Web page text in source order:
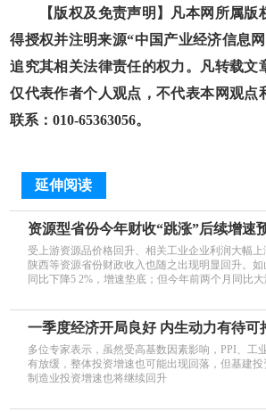
【版权及免责声明】凡本网所属版
得授权并注明来源“中国产业经济信息
追究其相关法律责任的权力。凡转载文
仅代表作者个人观点，不代表本网观点
联系：010-65363056。
延伸阅读
资源型省份今年财收“跳涨”后续增速
受上游资源品价格回升、相关工业企业利润大幅上
陕西等资源省份财政收入也随之出现明显回升。如
同比下降5 2%，增速垫底；但今年前两个月同比大
一季度经济开局良好 内生动力有待可
多位专家表示，虽然受高基数因素影响，PPI、工
有放缓，整体投资增速也可能出现回落，但基建投
制造业投资增速也将继续回升